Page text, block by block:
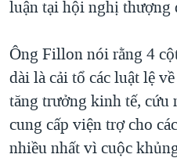
luận tại hội nghị thượng
Ông Fillon nói rằng 4
dài là cải tổ các luật lệ
tăng trưởng kinh tế, cứu
cung cấp viện trợ cho
nhiều nhất vì cuộc